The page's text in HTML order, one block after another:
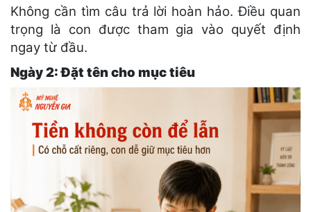
Không cần tìm câu trả lời hoàn hảo. Điều quan
trọng là con được tham gia vào quyết định
ngay từ đầu.
Ngày 2: Đặt tên cho mục tiêu